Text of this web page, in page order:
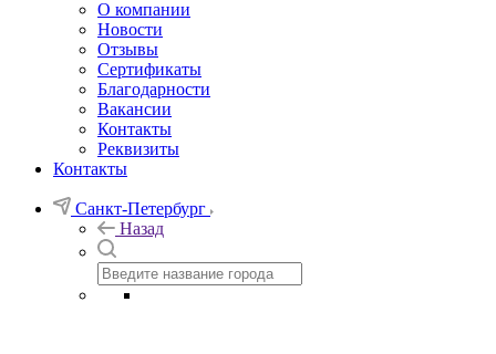
О компании
Новости
Отзывы
Сертификаты
Благодарности
Вакансии
Контакты
Реквизиты
Контакты
Санкт-Петербург
Назад